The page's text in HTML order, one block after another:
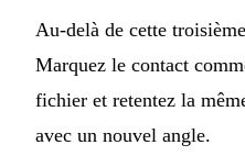
Au-delà de cette
Marquez le contact
fichier et retentez la
avec un nouvel angle.